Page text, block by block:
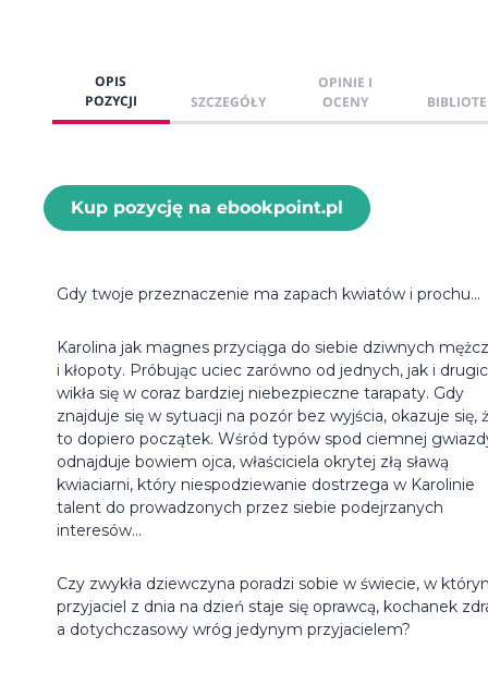
OPIS
POZYCJI
SZCZEGÓŁY
OPINIE I
OCENY
Kup pozycję na ebookpoint.pl
Gdy twoje przeznaczenie ma zapach kwiatów i prochu...
Karolina jak magnes przyciąga do siebie dziwnych
i kłopoty. Próbując uciec zarówno od jednych, jak i
wikła się w coraz bardziej niebezpieczne tarapaty. Gdy
znajduje się w sytuacji na pozór bez wyjścia, okazuje się,
to dopiero początek. Wśród typów spod ciemnej
odnajduje bowiem ojca, właściciela okrytej złą sławą
kwiaciarni, który niespodziewanie dostrzega w Karolinie
talent do prowadzonych przez siebie podejrzanych
interesów...
Czy zwykła dziewczyna poradzi sobie w świecie, w
przyjaciel z dnia na dzień staje się oprawcą, kochanek
a dotychczasowy wróg jedynym przyjacielem?